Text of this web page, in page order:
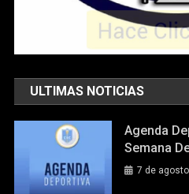
ULTIMAS NOTICIAS
Agenda
Semana
7 de